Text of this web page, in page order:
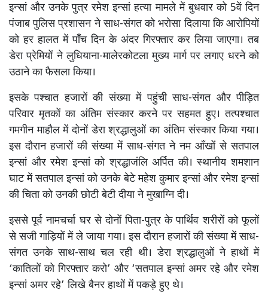
इन्सां और उनके पुत्र रमेश इन्सां हत्या मामले में बुधवार को 5वें दिन
पंजाब पुलिस प्रशासन ने साध-संगत को भरोसा दिलाया कि आरोपियों
को हर हालत में पाँच दिन के अंदर गिरफ्तार कर लिया जाएगा। तब
डेरा प्रेमियों ने लुधियाना-मालेरकोटला मुख्य मार्ग पर लगाए धरने को
उठाने का फैसला किया।
इसके पश्चात हजारों की संख्या में पहुंची साध-संगत और पीड़ित
परिवार मृतकों का अंतिम संस्कार करने पर सहमत हुए। तत्पश्चात
गमगीन माहौल में दोनों डेरा श्रद्धालुओं का अंतिम संस्कार किया गया।
इस दौरान हजारों की संख्या में साध-संगत ने नम आँखों से सतपाल
इन्सां और रमेश इन्सां को श्रद्धाजंलि अर्पित की। स्थानीय शमशान
घाट में सतपाल इन्सां को उनके बेटे महेश कुमार इन्सां और रमेश इन्सां
की चिता को उनकी छोटी बेटी दीया ने मुखाग्नि दी।
इससे पूर्व नामचर्चा घर से दोनों पिता-पुत्र के पार्थिव शरीरों को फूलों
से सजी गाड़ियों में ले जाया गया। इस दौरान हजारों की संख्या में साध-
संगत उनके साथ-साथ चल रही थी। डेरा श्रद्धालुओं ने हाथों में
‘कातिलों को गिरफ्तार करो’ और ‘सतपाल इन्सां अमर रहे और रमेश
इन्सां अमर रहे’ लिखे बैनर हाथों में पकड़े हुए थे।